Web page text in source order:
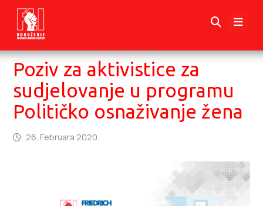
Poziv za aktivistice za
sudjelovanje u programu
Političko osnaživanje žena
26. Februara 2020.